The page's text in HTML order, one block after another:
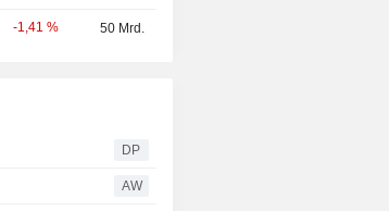
-1,41 % 50 Mrd.
DP
AW